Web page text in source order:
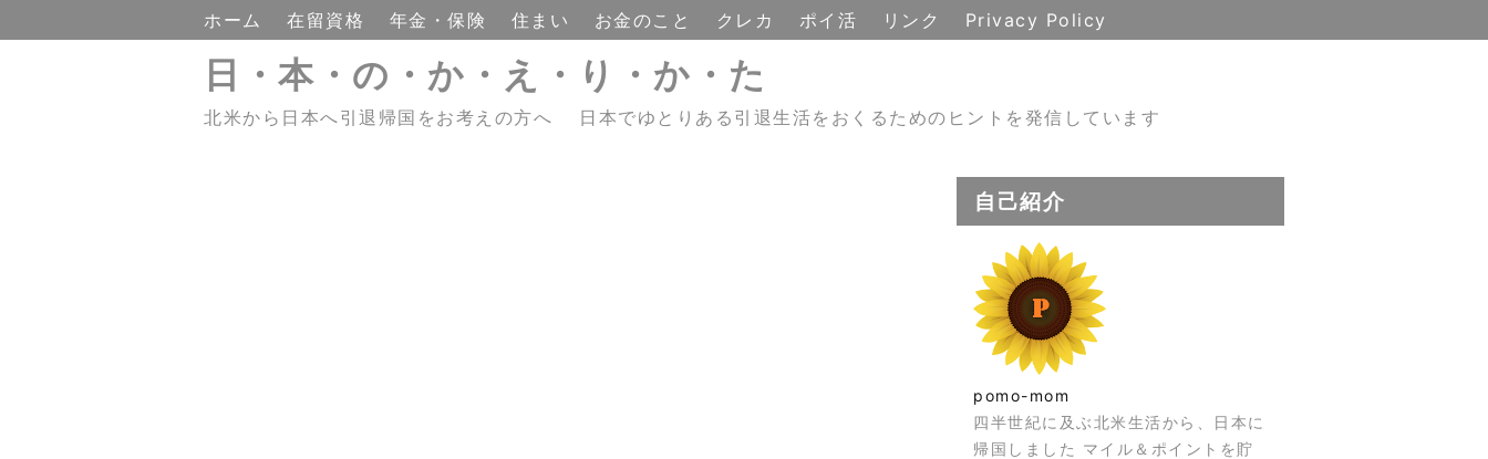
ホーム 在留資格 年金・保険 住まい お金のこと クレカ ポイ活 リンク Privacy Policy
日・本・の・か・え・り・か・た
北米から日本へ引退帰国をお考えの方へ 日本でゆとりある引退生活をおくるためのヒントを発信しています
自己紹介
pomo-mom
四半世紀に及ぶ北米生活から、日本に
帰国しました マイル＆ポイントを貯